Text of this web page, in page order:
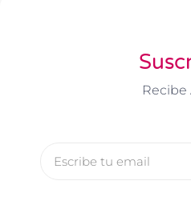
Recibe